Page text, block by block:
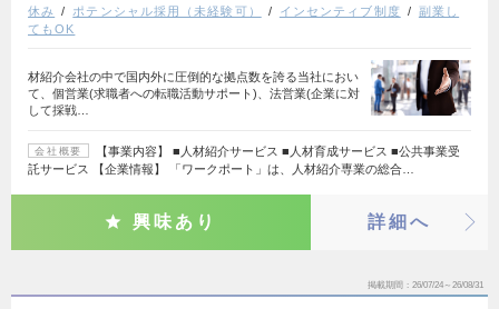
休み
ポテンシャル採用（未経験可） インセンティブ制度
副業し
てもOK
材紹介会社の中で国内外に圧倒的な拠点数を誇る当社におい
て、個営業(求職者への転職活動サポート)、法営業(企業に対
して採戦…
会社概要
【事業内容】 ■人材紹介サービス ■人材育成サービス ■公共事業受
託サービス 【企業情報】 「ワークポート」は、人材紹介専業の総合…
興味あり 詳細へ
掲載期間 26/07/24～26/08/31